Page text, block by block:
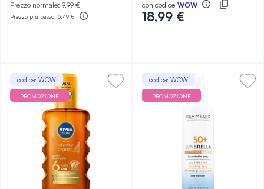
Prezzo normale: 9,99 €
Prezzo più basso: 6,49 €
con codice WOW
18,99 €
codice: WOW
PROMOZIONE
codice: WOW
PROMOZIONE